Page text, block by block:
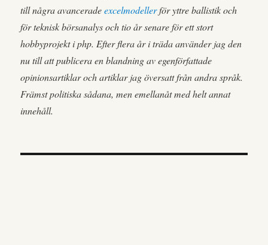
till några avanceradeexcelmodellerför yttre ballistik och
för teknisk börsanalys och tio år senare för ett stort
hobbyprojekt i php. Efter flera år i träda använder jag den
nu till att publicera en blandning av egenförfattade
opinionsartiklar och artiklar jag översatt från andra språk.
Främst politiska sådana, men emellanåt med helt annat
innehåll.